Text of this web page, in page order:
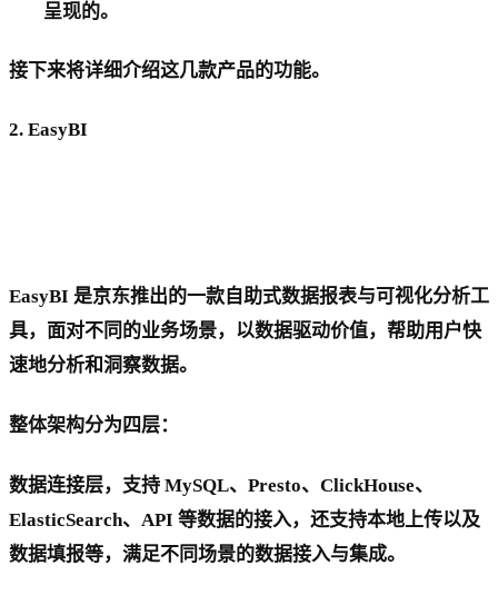
呈现的。
接下来将详细介绍这几款产品的功能。
2. EasyBI
EasyBI 是京东推出的一款自助式数据报表与可视化分析工
具，面对不同的业务场景，以数据驱动价值，帮助用户快
速地分析和洞察数据。
整体架构分为四层：
数据连接层，支持 MySQL、Presto、ClickHouse、
ElasticSearch、API 等数据的接入，还支持本地上传以及
数据填报等，满足不同场景的数据接入与集成。